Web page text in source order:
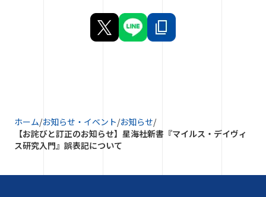
ホーム/お知らせ・イベント/お知らせ/
【お詫びと訂正のお知らせ】星海社新書『マイルス・デイヴィ
ス研究入門』誤表記について